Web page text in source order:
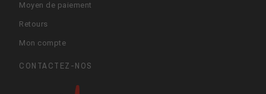
Moyen de paiement
Retours
Mon compte
CONTACTEZ-NOS